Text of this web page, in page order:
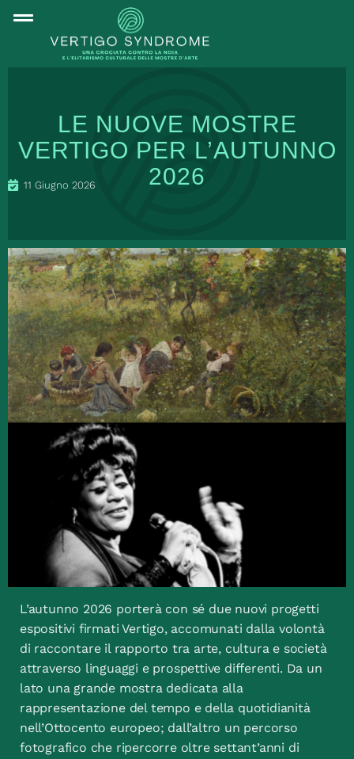
LE NUOVE MOSTRE
VERTIGO PER L’AUTUNNO
2026
11 Giugno 2026
L’autunno 2026 porterà con sé due nuovi progetti
espositivi firmati Vertigo, accomunati dalla volontà
di raccontare il rapporto tra arte, cultura e società
attraverso linguaggi e prospettive differenti. Da un
lato una grande mostra dedicata alla
rappresentazione del tempo e della quotidianità
nell’Ottocento europeo; dall’altro un percorso
fotografico che ripercorre oltre settant’anni di